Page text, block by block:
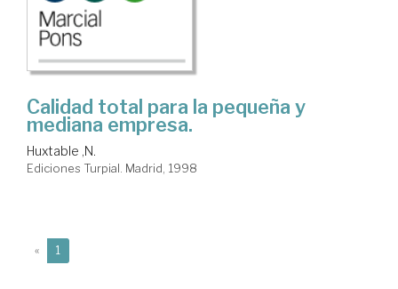
Calidad total para la pequeña y
mediana empresa.
Huxtable ,N.
Ediciones Turpial. Madrid, 1998
« 1